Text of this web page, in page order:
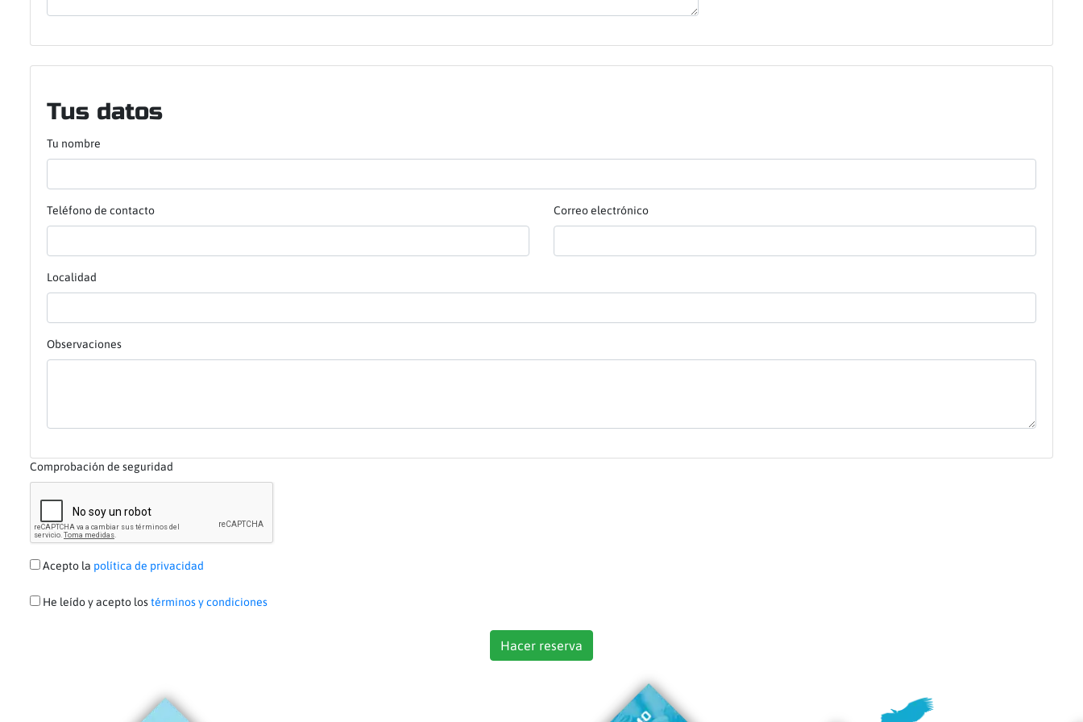
Tus datos
Tu nombre
Teléfono de contacto Correo electrónico
Localidad
Observaciones
Comprobación de seguridad
Acepto la política de privacidad
He leído y acepto lostérminos y condiciones